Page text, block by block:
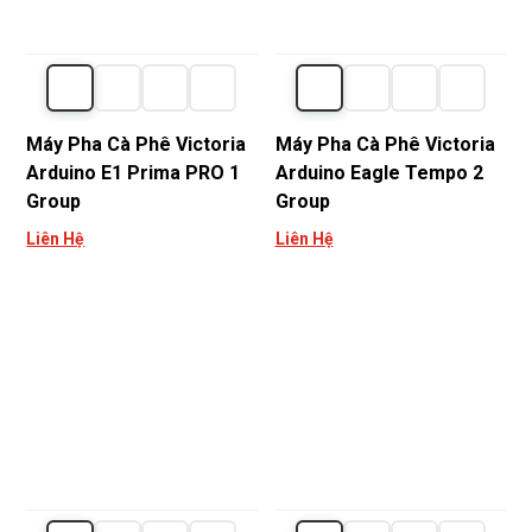
Máy Pha Cà Phê Victoria
Arduino E1 Prima PRO 1
Group
Liên Hệ
Máy Pha Cà Phê Victoria
Arduino Eagle Tempo 2
Group
Liên Hệ